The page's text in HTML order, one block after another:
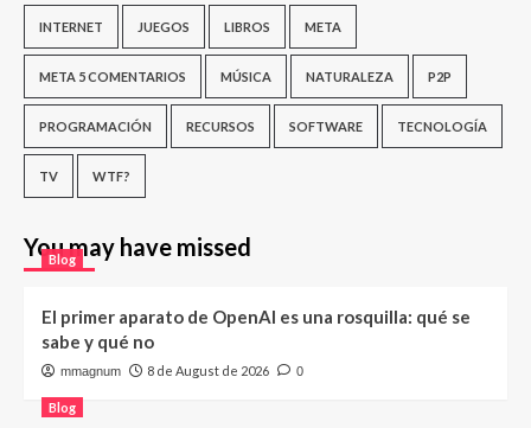
INTERNET JUEGOS LIBROS META
META 5 COMENTARIOS MÚSICA NATURALEZA P2P
PROGRAMACIÓN RECURSOS SOFTWARE TECNOLOGÍA
TV WTF?
You may have missed
Blog
El primer aparato de OpenAI es una rosquilla: qué se
sabe y qué no
mmagnum 8 de August de 2026 0
Blog